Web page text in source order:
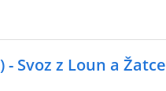
Svoz z Loun a Žatce